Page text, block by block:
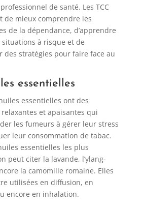
professionnel de santé. Les TCC
de mieux comprendre les
de la dépendance, d’apprendre
situations à risque et de
des stratégies pour faire face au
essentielles
essentielles ont des
et apaisantes qui
les fumeurs à gérer leur stress
leur consommation de tabac.
essentielles les plus
peut citer la lavande, l’ylang-
la camomille romaine. Elles
utilisées en diffusion, en
encore en inhalation.